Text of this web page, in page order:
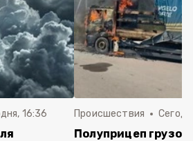
16:36 Происшествия
Полуприцеп